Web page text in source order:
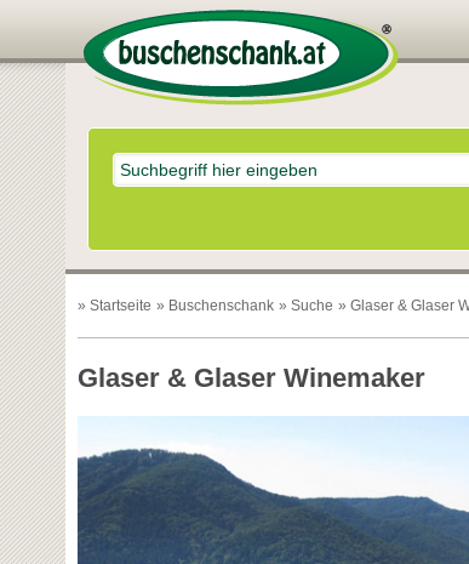
» Startseite » Buschenschank » Suche » Glaser & Glaser
Glaser & Glaser Winemaker